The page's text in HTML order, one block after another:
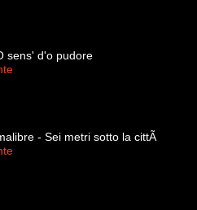
sens' d'o pudore
- Sei metri sotto la cittÃ